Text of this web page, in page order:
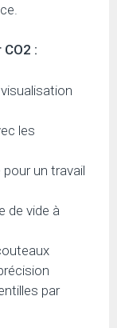
:
les
un travail
de vide à
par